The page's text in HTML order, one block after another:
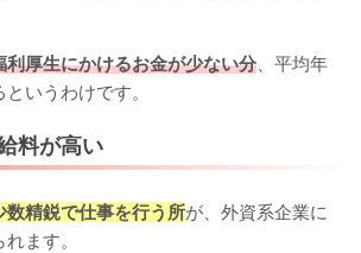
利厚生にかけるお金が少ない分 、平均年
いうわけです。
料が高い
数精鋭で仕事を行う所が、外資系企業に
ます。